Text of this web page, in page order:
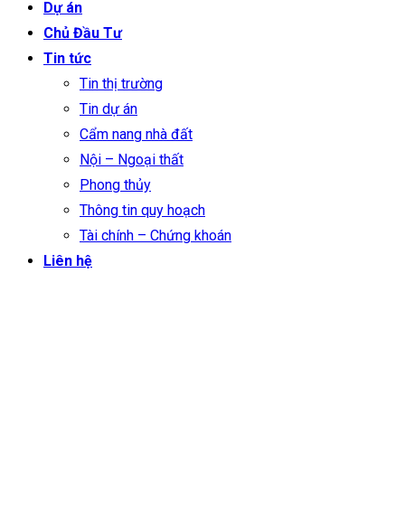
Dự án
Chủ Đầu Tư
Tin tức
Tin thị trường
Tin dự án
Cẩm nang nhà đất
Nội – Ngoại thất
Phong thủy
Thông tin quy hoạch
Tài chính – Chứng khoán
Liên hệ